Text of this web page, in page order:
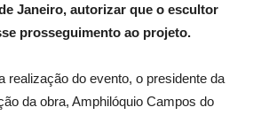
Janeiro, autorizar que o escultor
prosseguimento ao projeto.
realização do evento, o presidente da
da obra, Amphilóquio Campos do